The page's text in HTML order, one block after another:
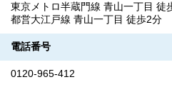
東京メトロ半蔵門線 青山一丁目 徒
都営大江戸線 青山一丁目 徒歩2分
電話番号
0120-965-412